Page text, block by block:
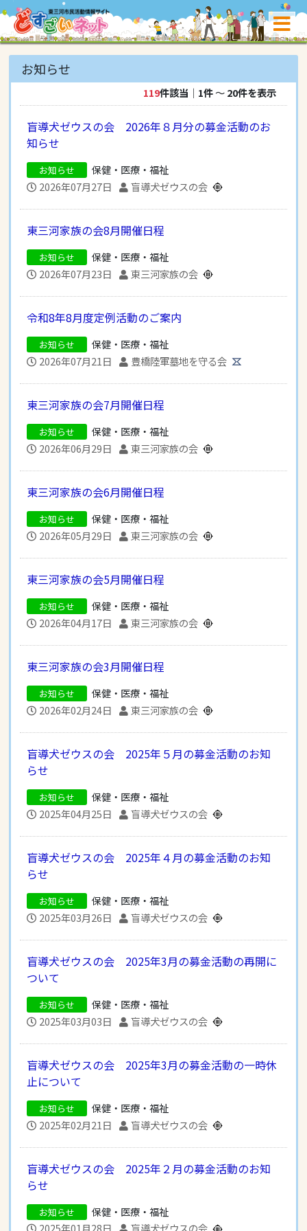
お知らせ
119件該当 ｜ 1件〜20件を表示
盲導犬ゼウスの会 2026年８月分の募金活動のお
知らせ
お知らせ
保健・医療・福祉
2026年07月27日
盲導犬ゼウスの会
東三河家族の会8月開催日程
お知らせ
保健・医療・福祉
2026年07月23日
東三河家族の会
令和8年8月度定例活動のご案内
お知らせ
保健・医療・福祉
2026年07月21日
豊橋陸軍墓地を守る会
東三河家族の会7月開催日程
お知らせ
保健・医療・福祉
2026年06月29日
東三河家族の会
東三河家族の会6月開催日程
お知らせ
保健・医療・福祉
2026年05月29日
東三河家族の会
東三河家族の会5月開催日程
お知らせ
保健・医療・福祉
2026年04月17日
東三河家族の会
東三河家族の会3月開催日程
お知らせ
保健・医療・福祉
2026年02月24日
東三河家族の会
盲導犬ゼウスの会 2025年５月の募金活動のお知
らせ
お知らせ
保健・医療・福祉
2025年04月25日
盲導犬ゼウスの会
盲導犬ゼウスの会 2025年４月の募金活動のお知
らせ
お知らせ
保健・医療・福祉
2025年03月26日
盲導犬ゼウスの会
盲導犬ゼウスの会 2025年3月の募金活動の再開に
ついて
お知らせ
保健・医療・福祉
2025年03月03日
盲導犬ゼウスの会
盲導犬ゼウスの会 2025年3月の募金活動の一時休
止について
お知らせ
保健・医療・福祉
2025年02月21日
盲導犬ゼウスの会
盲導犬ゼウスの会 2025年２月の募金活動のお知
らせ
お知らせ
保健・医療・福祉